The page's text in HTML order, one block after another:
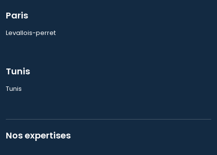
Paris
Levallois-perret
Tunis
Tunis
Nos expertises